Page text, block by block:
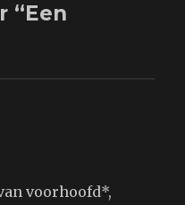
“Een
voorhoofd*,